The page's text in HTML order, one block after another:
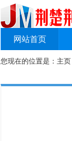
网站首页
您现在的位置是： 主页